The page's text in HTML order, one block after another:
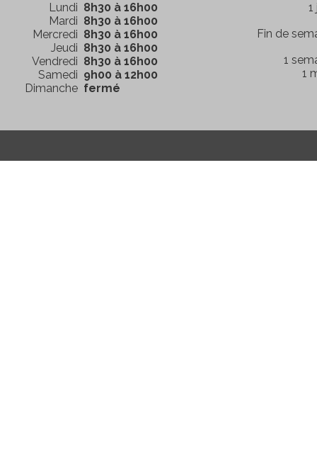
Lundi
Mardi
Mercredi
Jeudi
Vendredi
Samedi
Dimanche
8h30 à 16h00
8h30 à 16h00
8h30 à 16h00
8h30 à 16h00
8h30 à 16h00
9h00 à 12h00
fermé
1
Fin de
1
1